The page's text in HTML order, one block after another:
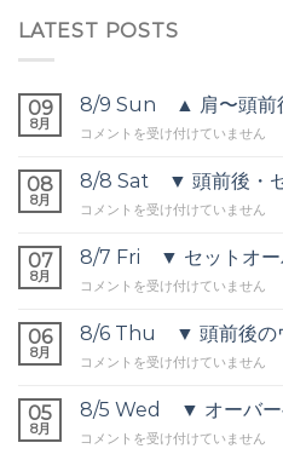
LATEST POSTS
09
8月
8/9 Sun ▲ 肩〜頭前
8/9
▲
肩〜
頭
後
コメントを受け付けていません
08
8月
8/8 Sat ▼ 頭前後・セ
8/8
▼
前
セ
ト
ー
バ
コメントを受け付けていません
07
8月
8/7 Fri ▼ セットオー
8/7
▼
ッ
オ
バ
コメントを受け付けていません
06
8月
8/6 Thu ▼ 頭前後の
8/6
▼
前
コメントを受け付けていません
05
8月
8/5 Wed ▼ オーバー
8/5
コメントを受け付けていません